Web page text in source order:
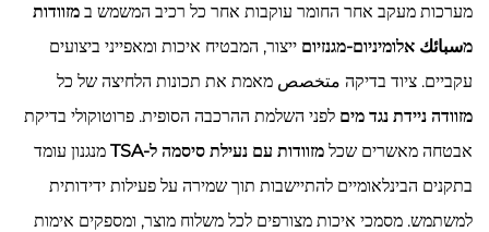
מערכות מעקב אחר החומר עוקבות אחר כל רכיב המשמש ב מזוודות
מسبائك אלומיניום-מגנזיום ייצור, המבטיח איכות ומאפייני ביצועים
עקביים. ציוד בדיקה متخصص מאמת את תכונות הלחיצה של כל
מזוודה ניידת נגד מים לפני השלמת ההרכבה הסופית. פרוטוקולי בדיקת
אבטחה מאשרים שכל מזוודות עם נעילת סיסמה ל-TSA
מנגנון עומד
בתקנים הבינלאומיים להתיישבות תוך שמירה על פעילות ידידותית
למשתמש. מסמכי איכות מצורפים לכל משלוח מוצר, ומספקים אימות